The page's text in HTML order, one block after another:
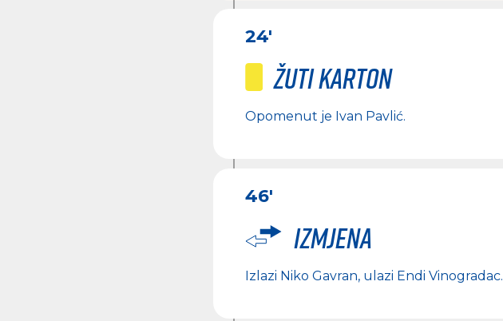
24'
Žuti karton
Opomenut je Ivan Pavlić.
46'
Izmjena
Izlazi Niko Gavran, ulazi Endi Vinogradac.